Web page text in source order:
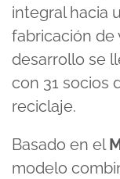
integral hacia
fabricación de
desarrollo se
con 31 socios
reciclaje.
Basado en el
modelo